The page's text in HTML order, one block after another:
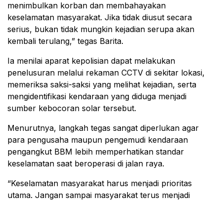
menimbulkan korban dan membahayakan
keselamatan masyarakat. Jika tidak diusut secara
serius, bukan tidak mungkin kejadian serupa akan
kembali terulang,” tegas Barita.
Ia menilai aparat kepolisian dapat melakukan
penelusuran melalui rekaman CCTV di sekitar lokasi,
memeriksa saksi-saksi yang melihat kejadian, serta
mengidentifikasi kendaraan yang diduga menjadi
sumber kebocoran solar tersebut.
Menurutnya, langkah tegas sangat diperlukan agar
para pengusaha maupun pengemudi kendaraan
pengangkut BBM lebih memperhatikan standar
keselamatan saat beroperasi di jalan raya.
“Keselamatan masyarakat harus menjadi prioritas
utama. Jangan sampai masyarakat terus menjadi